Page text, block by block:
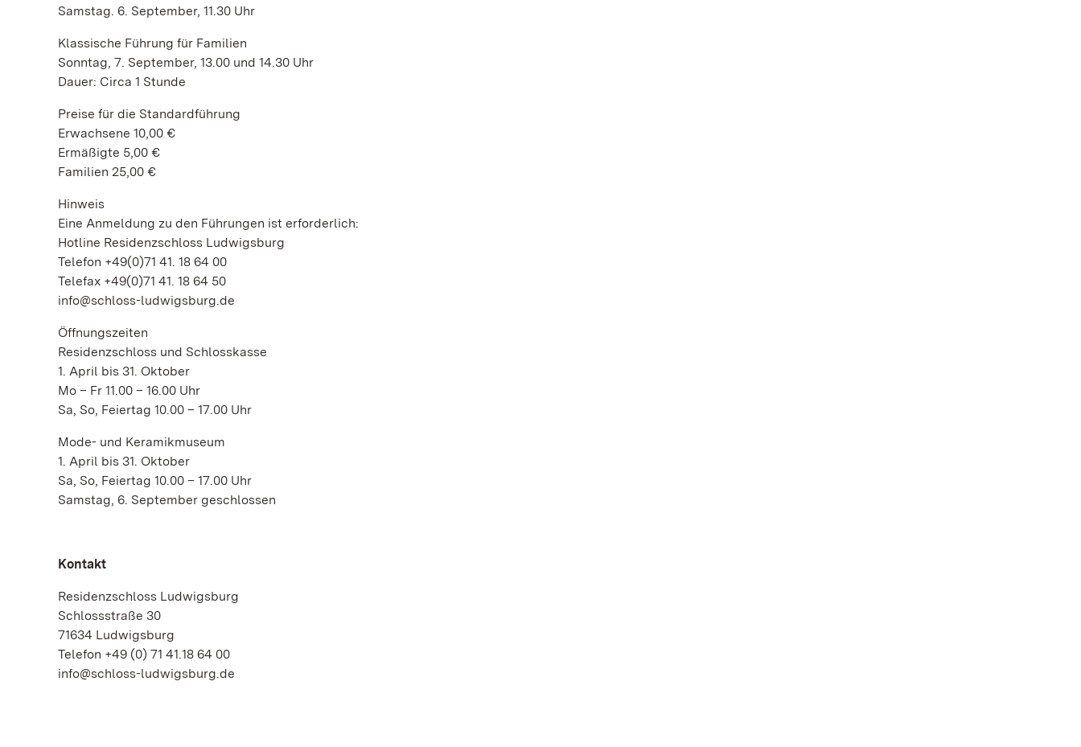
Samstag. 6. September, 11.30 Uhr
Klassische Führung für Familien
Sonntag, 7. September, 13.00 und 14.30 Uhr
Dauer: Circa 1 Stunde
Preise für die Standardführung
Erwachsene 10,00 €
Ermäßigte 5,00 €
Familien 25,00 €
Hinweis
Eine Anmeldung zu den Führungen ist erforderlich:
Hotline Residenzschloss Ludwigsburg
Telefon +49(0)71 41. 18 64 00
Telefax +49(0)71 41. 18 64 50
info@schloss-ludwigsburg.de
Öffnungszeiten
Residenzschloss und Schlosskasse
1. April bis 31. Oktober
Mo – Fr 11.00 – 16.00 Uhr
Sa, So, Feiertag 10.00 – 17.00 Uhr
Mode- und Keramikmuseum
1. April bis 31. Oktober
Sa, So, Feiertag 10.00 – 17.00 Uhr
Samstag, 6. September geschlossen
Kontakt
Residenzschloss Ludwigsburg
Schlossstraße 30
71634 Ludwigsburg
Telefon +49 (0) 71 41.18 64 00
info@schloss-ludwigsburg.de